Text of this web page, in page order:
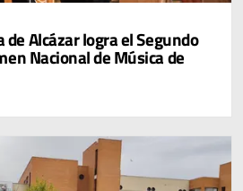
de Alcázar logra el Segundo
Nacional de Música de